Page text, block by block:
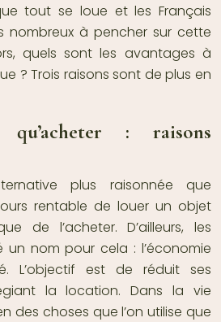
tout se loue et les Français
nombreux à pencher sur cette
quels sont les avantages à
? Trois raisons sont de plus en
: raisons
plus raisonnée que
rentable de louer un objet
de l’acheter. D’ailleurs, les
un nom pour cela : l’économie
L’objectif est de réduit ses
la location. Dans la vie
des choses que l’on utilise que